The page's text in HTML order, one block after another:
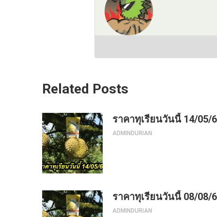
Related Posts
ราคาทุเรียนวันนี้ 14/05/
ADMINDURIAN
ราคาทุเรียนวันนี้ 08/08/
ADMINDURIAN